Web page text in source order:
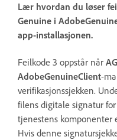
Lær hvordan du løser
Genuine i
app-installasjonen.
Feilkode 3 oppstår når
AdobeGenuineClient-
verifikasjonssjekken.
filens digitale signatur
tjenestens komponenter
Hvis denne